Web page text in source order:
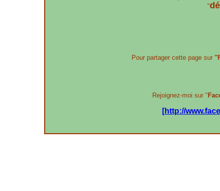
"
Pour partager cette page sur
Rejoignez-moi sur "
[http://